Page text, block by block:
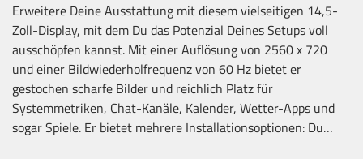
Erweitere Deine Ausstattung mit diesem vielseitigen 14,5-
Zoll-Display, mit dem Du das Potenzial Deines Setups voll
ausschöpfen kannst. Mit einer Auflösung von 2560 x 720
und einer Bildwiederholfrequenz von 60 Hz bietet er
gestochen scharfe Bilder und reichlich Platz für
Systemmetriken, Chat-Kanäle, Kalender, Wetter-Apps und
sogar Spiele. Er bietet mehrere Installationsoptionen: Du